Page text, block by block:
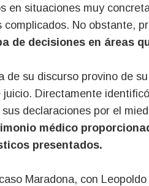
en situaciones muy
No obstante,
de decisiones en áreas
de su discurso provino de
Directamente
declaraciones por el
médico
presentados.
Maradona, con